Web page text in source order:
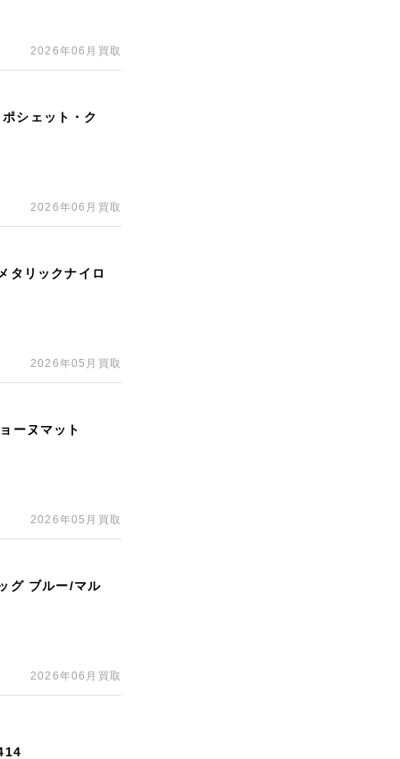
2026年06月買取
シェット・ク
2026年06月買取
タリックナイロ
2026年05月買取
ーヌマット
2026年05月買取
グ ブルー/マル
2026年06月買取